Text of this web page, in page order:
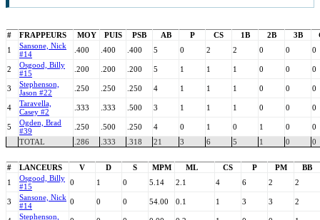
# FRAPPEURS MOY PUIS PSB AB P CS 1B 2B 3B
1
Sansone, Nick
#14
.400 .400 .400 5 0 2 2 0 0 0
2
Osgood, Billy
#15
.200 .200 .200 5 1 1 1 0 0 0
3
Stephenson,
Jason #22
.250 .250 .250 4 1 1 1 0 0 0
4
Taravella,
Casey #2
.333 .333 .500 3 1 1 1 0 0 0
5
Ogden, Brad
#39
.250 .500 .250 4 0 1 0 1 0
0
TOTAL
.286 .333 .318 21 3 6 5 1 0 0
# LANCEURS V D S MPM ML CS P PM
BB
1
Osgood, Billy
#15
0 1 0 5.14 2.1 4 6 2 2
3
Sansone, Nick
#14
0 0 0 54.00 0.1 1 3 3 2
Stephenson,